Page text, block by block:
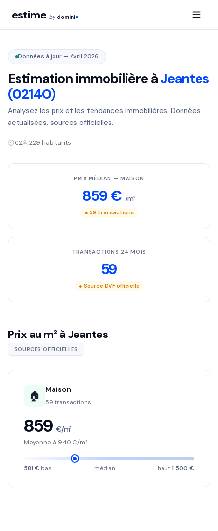
estime by domini
Données à jour — Avril 2026
Estimation immobilière àJeantes
(02140)
Analysez les prix et les tendances immobilières. Données
actualisées, sources officielles.
02 229 habitants
PRIX MÉDIAN — MAISON
859 € /m²
● 59 transactions
TRANSACTIONS 24 MOIS
59
● Source DVF officielle
Prix au m² à Jeantes
SOURCES OFFICIELLES
🏠 Maison
59 transactions
859 €/m²
Moyenne à 940 €/m²
581 € bas médian haut1 500 €